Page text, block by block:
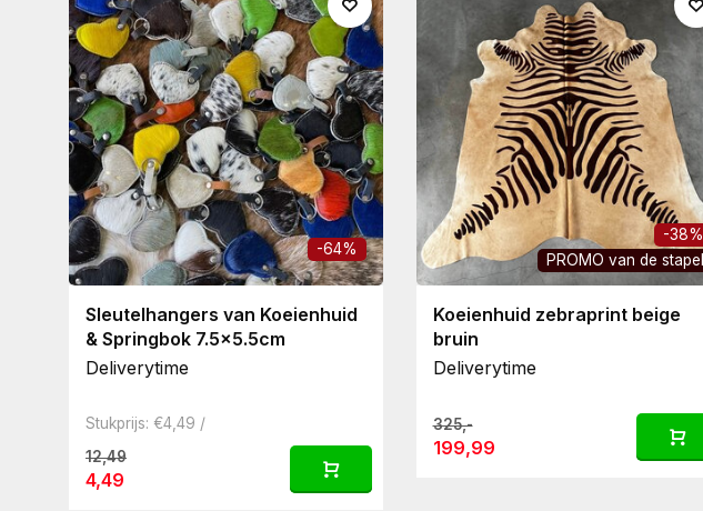
-64%
Sleutelhangers van Koeienhuid
& Springbok 7.5x5.5cm
Deliverytime
Stukprijs: €4,49 /
12,49
4,49
-38%
PROMO van de stapel
Koeienhuid zebraprint beige
bruin
Deliverytime
325,-
199,99